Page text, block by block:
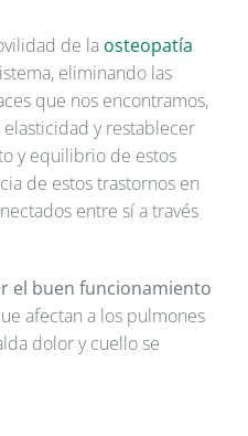
de la osteopatía
eliminando las
que nos encontramos,
y restablecer
y equilibrio de estos
de estos trastornos en
entre sí a través
el buen funcionamiento
afectan a los pulmones
dolor y cuello se